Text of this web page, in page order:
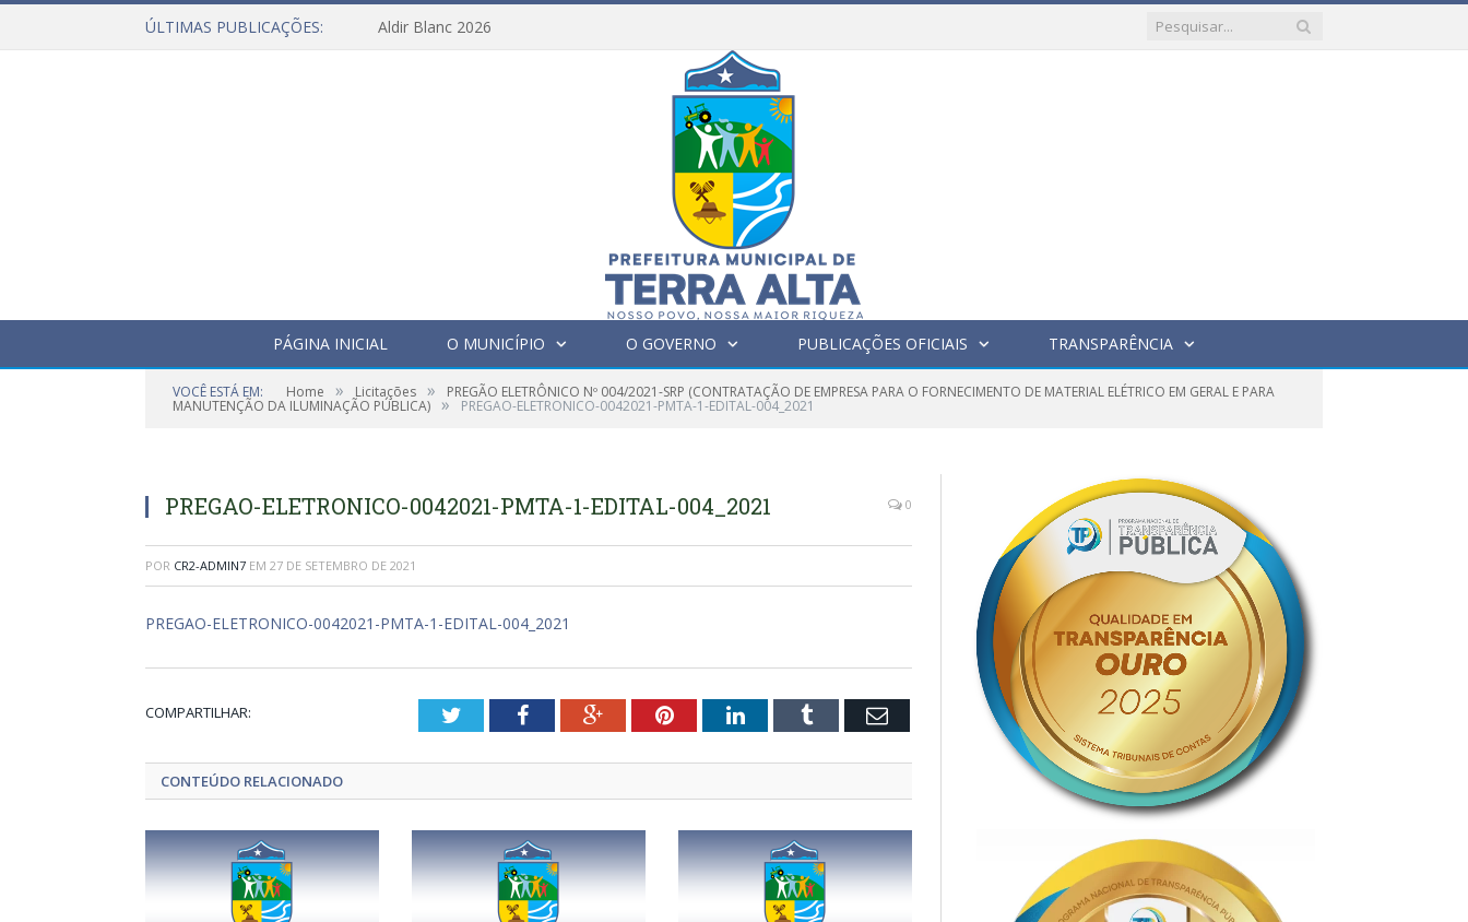
ÚLTIMAS PUBLICAÇÕES: Aldir Blanc 2026
PÁGINA INICIAL O MUNICÍPIO O GOVERNO PUBLICAÇÕES OFICIAIS TRANSPARÊNCIA
VOCÊ ESTÁ EM: Home » Licitações » PREGÃO ELETRÔNICO Nº 004/2021-SRP (CONTRATAÇÃO DE EMPRESA PARA O FORNECIMENTO DE MATERIAL ELÉTRICO EM GERAL E PARA
MANUTENÇÃO DA ILUMINAÇÃO PÚBLICA) » PREGAO-ELETRONICO-0042021-PMTA-1-EDITAL-004_2021
PREGAO-ELETRONICO-0042021-PMTA-1-EDITAL-004_2021 0
POR CR2-ADMIN7 EM 27 DE SETEMBRO DE 2021
PREGAO-ELETRONICO-0042021-PMTA-1-EDITAL-004_2021
COMPARTILHAR: TwitterFacebookGoogle+PinterestLinkedInTumblr Email
CONTEÚDO RELACIONADO